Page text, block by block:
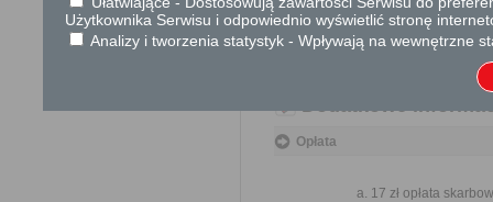
nie wniesie sprzeciwu w
Dodatkowe
Opłata
17 zł opłata
Użytkownika Serwisu i odpowiednio wyświetlić stronę
Analizy i tworzenia statystyk - Wpływają na wewnętrzne